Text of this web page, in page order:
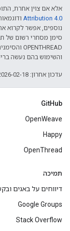
אלא אם צוין אחרת,
Attribution 4.0‏
נוספים, אפשר לקרוא
והשימוש בהם נעשה
עדכון אחרון: 2026-02-18 (שעון UTC).
GitHub
OpenWeave
Happy
OpenThread
תמיכה
דיווחים על באגים
Google Groups
Stack Overflow